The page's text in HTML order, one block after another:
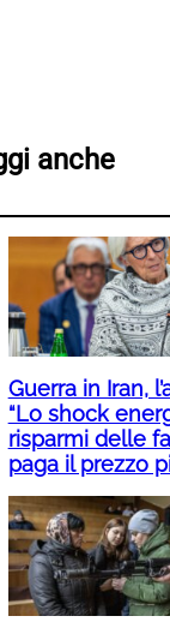
anche
Guerra in Iran,
“Lo shock
risparmi delle
paga il prezzo